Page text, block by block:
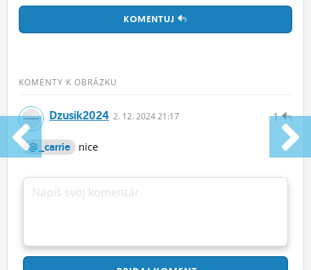
KOMENTUJ
KOMENTY K OBRÁZKU
1
Dzusik2024 2. 12. 2024 21:17
@_carrie nice
Napíš svoj komentár